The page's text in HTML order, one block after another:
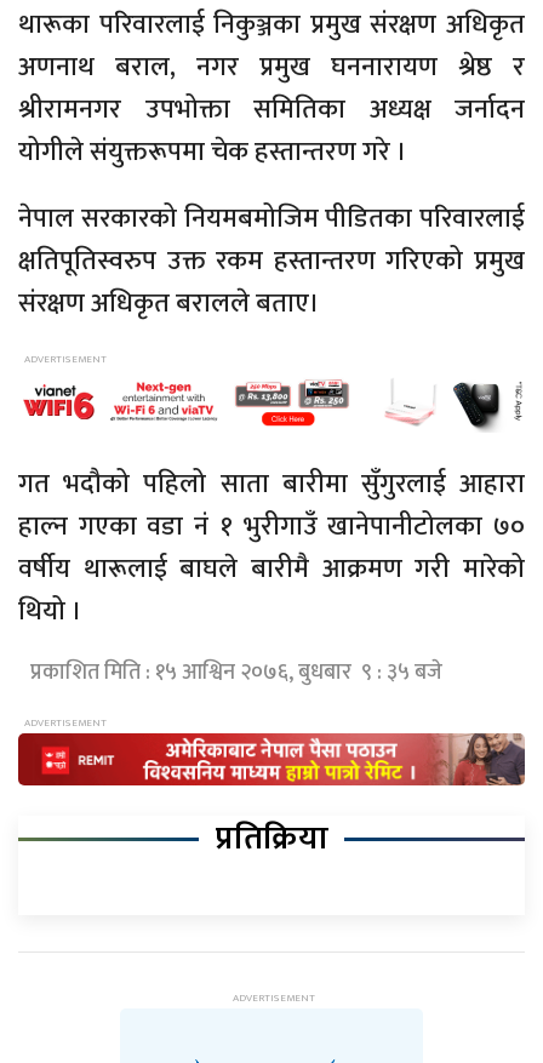
थारूका परिवारलाई निकुञ्जका प्रमुख संरक्षण अधिकृत
अणनाथ बराल, नगर प्रमुख घननारायण श्रेष्ठ र
श्रीरामनगर उपभोक्ता समितिका अध्यक्ष जर्नादन
योगीले संयुक्तरूपमा चेक हस्तान्तरण गरे ।
नेपाल सरकारको नियमबमोजिम पीडितका परिवारलाई
क्षतिपूतिस्वरुप उक्त रकम हस्तान्तरण गरिएको प्रमुख
संरक्षण अधिकृत बरालले बताए।
गत भदौको पहिलो साता बारीमा सुँगुरलाई आहारा
हाल्न गएका वडा नं १ भुरीगाउँ खानेपानीटोलका ७०
वर्षीय थारूलाई बाघले बारीमै आक्रमण गरी मारेको
थियो ।
प्रकाशित मिति : १५ आश्विन २०७६, बुधबार ९ : ३५ बजे
प्रतिक्रिया